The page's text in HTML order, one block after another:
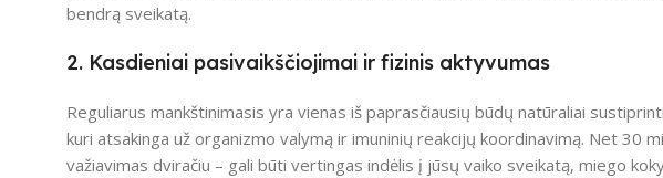
bendrą sveikatą.
2. Kasdieniai pasivaikščiojimai ir fizinis aktyvumas
Reguliarus mankštinimasis yra vienas iš paprasčiausių būdų natūraliai
kuri atsakinga už organizmo valymą ir imuninių reakcijų koordinavimą. Net 30
važiavimas dviračiu – gali būti vertingas indėlis į jūsų vaiko sveikatą, miego